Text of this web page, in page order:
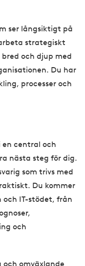
ser långsiktigt på
strategiskt
och djup med
Du har
processer och
central och
nästa steg för dig.
som trivs med
Du kommer
och IT-stödet, från
och
och omväxlande